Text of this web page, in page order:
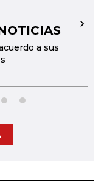
a sus
→